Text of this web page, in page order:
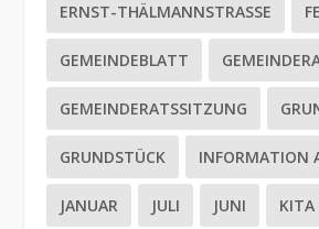
ERNST-THÄLMANNSTRASSE
GEMEINDEBLATT
GEMEINDERATSSITZUNG
GRUNDSTÜCK INFORMATION
JANUAR JULI JUNI KITA